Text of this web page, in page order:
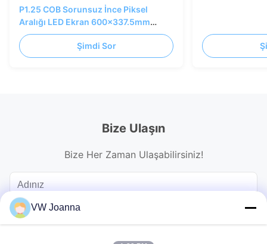
P1.25 COB Sorunsuz İnce Piksel
Aralığı LED Ekran 600x337.5mm
Döküm AL Kabini
Şimdi Sor
Bize Ulaşın
Bize Her Zaman Ulaşabilirsiniz!
VW Joanna